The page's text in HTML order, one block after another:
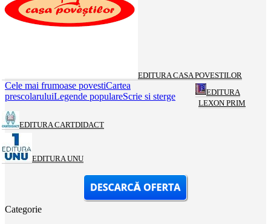
EDITURA CASA POVESTILOR
Cele mai frumoase povestiCartea
prescolaruluiLegende populareScrie si sterge
EDITURA
LEXON PRIM
EDITURA CARTDIDACT
EDITURA UNU
Categorie